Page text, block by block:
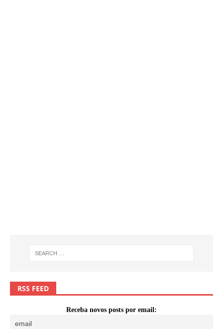
RSS FEED
Receba novos posts por email: